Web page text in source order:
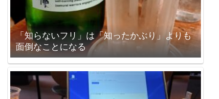
「知らないフリ」は「知ったかぶり」よりも
面倒なことになる